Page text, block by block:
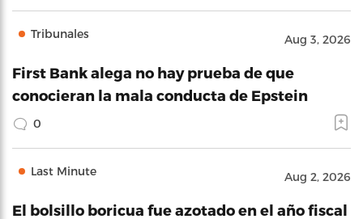
Tribunales Aug 3, 2026
First Bank alega no hay prueba de que
conocieran la mala conducta de Epstein
0
Last Minute Aug 2, 2026
El bolsillo boricua fue azotado en el año fiscal